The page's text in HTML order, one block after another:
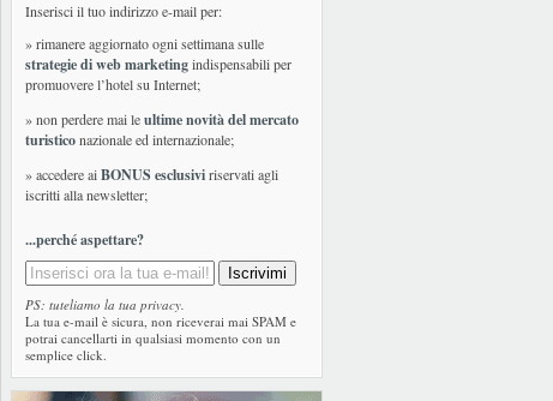
Inserisci il tuo indirizzo e-mail per:
» rimanere aggiornato ogni settimana sulle
strategie di web marketingindispensabili per
promuovere l’hotel su Internet;
» non perdere mai leultime novità del mercato
turisticonazionale ed internazionale;
» accedere aiBONUS esclusiviriservati agli
iscritti alla newsletter;
...perché aspettare?
PS: tuteliamo la tua privacy.
La tua e-mail è sicura, non riceverai mai SPAM e
potrai cancellarti in qualsiasi momento con un
semplice click.